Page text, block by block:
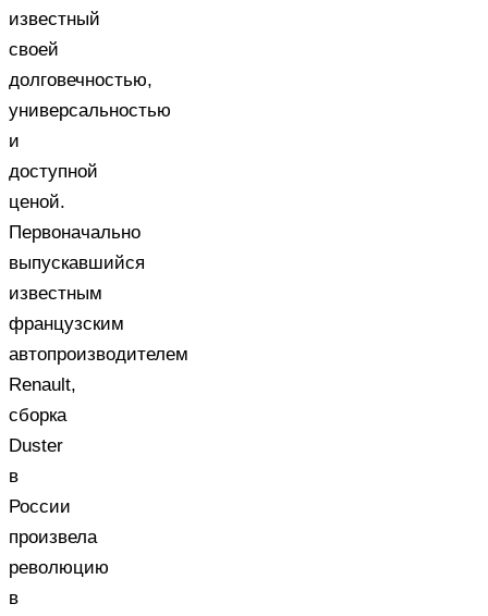
известный
своей
долговечностью,
универсальностью
и
доступной
ценой.
Первоначально
выпускавшийся
известным
французским
автопроизводителем
Renault,
сборка
Duster
в
России
произвела
революцию
в